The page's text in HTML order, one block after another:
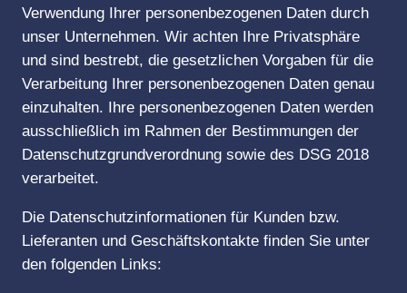
Verwendung Ihrer personenbezogenen Daten durch
unser Unternehmen. Wir achten Ihre Privatsphäre
und sind bestrebt, die gesetzlichen Vorgaben für die
Verarbeitung Ihrer personenbezogenen Daten genau
einzuhalten. Ihre personenbezogenen Daten werden
ausschließlich im Rahmen der Bestimmungen der
Datenschutzgrundverordnung sowie des DSG 2018
verarbeitet.
Die Datenschutzinformationen für Kunden bzw.
Lieferanten und Geschäftskontakte finden Sie unter
den folgenden Links: